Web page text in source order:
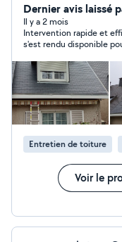
selon support avec
professionnel dalep
hydrofuge toiture
ardoise bac acier
cheminée Tubage de cheminée Réfection faîtage Enduit
projeté Toute
Dernier avis laissé
Il y a 2 mois
Intervention rapide et
s'est rendu disponible
besoin.
Entretien de toiture
Voir le